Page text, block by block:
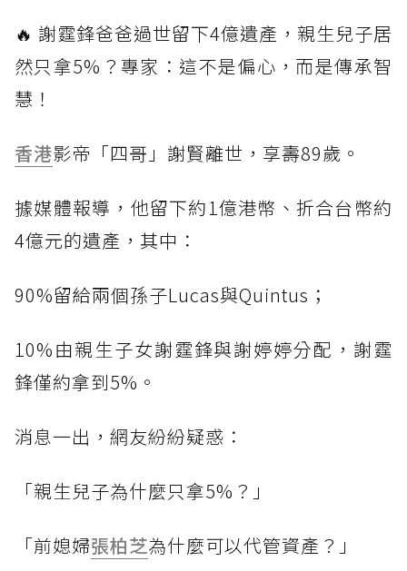
🔥 謝霆鋒爸爸過世留下4億遺產，親生兒子居
然只拿5%？專家：這不是偏心，而是傳承智
慧！
香港影帝「四哥」謝賢離世，享壽89歲。
據媒體報導，他留下約1億港幣、折合台幣約
4億元的遺產，其中：
90%留給兩個孫子Lucas與Quintus；
10%由親生子女謝霆鋒與謝婷婷分配，謝霆
鋒僅約拿到5%。
消息一出，網友紛紛疑惑：
「親生兒子為什麼只拿5%？」
「前媳婦張柏芝為什麼可以代管資產？」